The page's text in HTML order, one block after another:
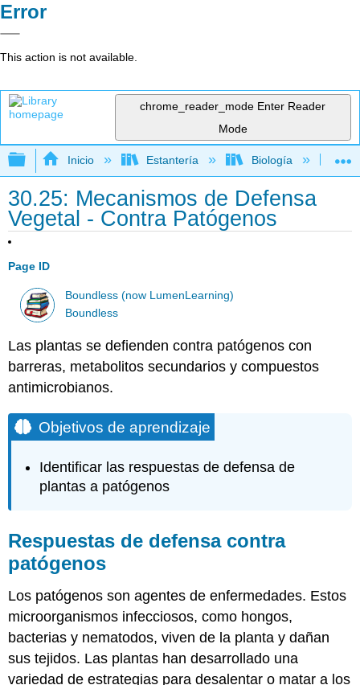
Error
This action is not available.
chrome_reader_mode Enter Reader
Mode
Expandir/contraer jerarquía global
Inicio Estantería Biología
30.25: Mecanismos de Defensa
Vegetal - Contra Patógenos
Page ID
Boundless (now LumenLearning)
Boundless
Las plantas se defienden contra patógenos con
barreras, metabolitos secundarios y compuestos
antimicrobianos.
Objetivos de aprendizaje
Identificar las respuestas de defensa de
plantas a patógenos
Respuestas de defensa contra
patógenos
Los patógenos son agentes de enfermedades. Estos
microorganismos infecciosos, como hongos,
bacterias y nematodos, viven de la planta y dañan
sus tejidos. Las plantas han desarrollado una
variedad de estrategias para desalentar o matar a los